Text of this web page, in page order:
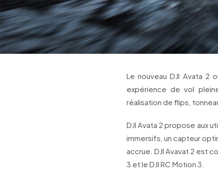
Le nouveau DJI Avata 2
expérience de vol
réalisation de flips,
DJI Avata 2 propose aux
immersifs, un capteur
accrue. DJI Avavat 2 est
3 et le DJI RC Motion 3.